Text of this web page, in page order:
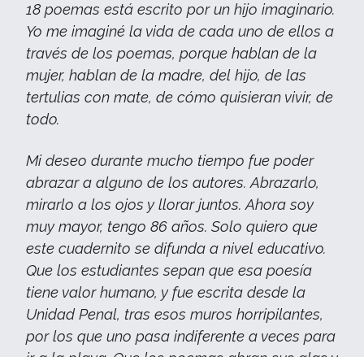
18 poemas está escrito por un hijo imaginario.
Yo me imaginé la vida de cada uno de ellos a
través de los poemas, porque hablan de la
mujer, hablan de la madre, del hijo, de las
tertulias con mate, de cómo quisieran vivir, de
todo.
Mi deseo durante mucho tiempo fue poder
abrazar a alguno de los autores. Abrazarlo,
mirarlo a los ojos y llorar juntos. Ahora soy
muy mayor, tengo 86 años. Solo quiero que
este cuadernito se difunda a nivel educativo.
Que los estudiantes sepan que esa poesía
tiene valor humano, y fue escrita desde la
Unidad Penal, tras esos muros horripilantes,
por los que uno pasa indiferente a veces para